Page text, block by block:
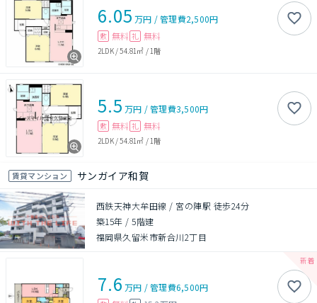
6.05 万円 /管理費2,500円
敷 無料 礼 無料
2LDK/54.81㎡ / 1階
5.5 万円 /管理費3,500円
敷 無料 礼 無料
2LDK/54.81㎡ / 1階
賃貸マンション サンガイア和賀
西鉄天神大牟田線 / 宮の陣駅 徒歩24分
築15年 /5階建
福岡県久留米市新合川2丁目
7.6 万円 /管理費6,500円